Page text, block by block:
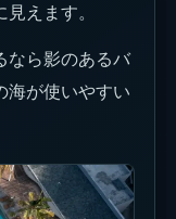
えます。
なら影のあるバ
海が使いやすい